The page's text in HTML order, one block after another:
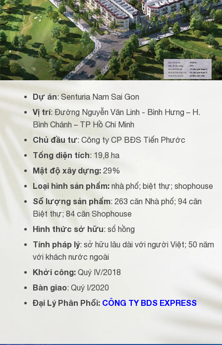
Dự án: Senturia Nam Sai Gon
Vị trí: Đường Nguyễn Văn Linh - Bình Hưng – H.
Bình Chánh – TP Hồ Chí Minh
Chủ đầu tư: Công ty CP BĐS Tiến Phước
Tổng diện tích: 19,8 ha
Mật độ xây dựng:29%
Loại hình sản phẩm:nhà phố; biệt thự; shophouse
Số lượng sản phẩm: 263 căn Nhà phố; 94 căn
Biệt thự; 84 căn Shophouse
Hình thức sở hữu: sổ hồng
Tính pháp lý: sở hữu lâu dài với người Việt; 50 năm
với khách nước ngoài
Khởi công:Quý IV/2018
Bàn giao: Quý I/2020
Đại Lý Phân Phối: CÔNG TY BDS EXPRESS